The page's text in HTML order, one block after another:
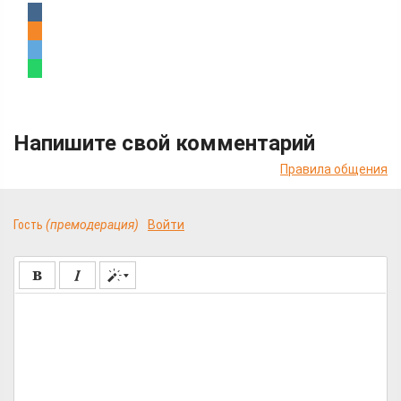
Напишите свой комментарий
Правила общения
Гость (премодерация) Войти